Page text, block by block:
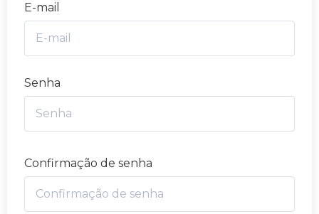
E-mail
Senha
Confirmação de senha